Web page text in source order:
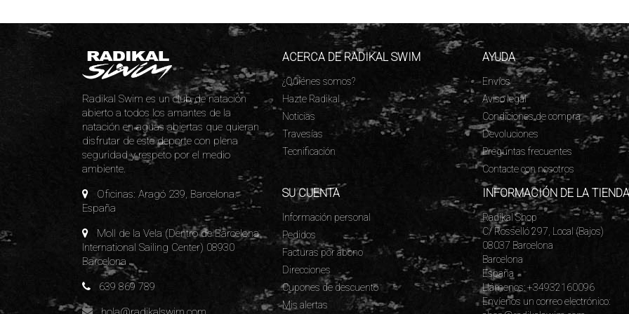
Radikal Swim es un club de natación
abierto a todos los amantes de la
natación en aguas abiertas que quieran
disfrutar de este deporte con plena
seguridad y respeto por el medio
ambiente.
Oficinas: Aragó 239, Barcelona.
España
Moll de la Vela (Dentro de Barcelona
International Sailing Center) 08930
Barcelona
639 869 789
ACERCA DE RADIKAL SWIM
¿Quiénes somos?
Hazte Radikal
Noticias
Travesías
Tecnificación
AYUDA
Envíos
Aviso legal
Condiciones de compra
Devoluciones
Preguntas frecuentes
Contacte con nosotros
SU CUENTA
Información personal
Pedidos
Facturas por abono
Direcciones
Cupones de descuento
Mis alertas
INFORMACIÓN DE LA TIENDA
Radikal Shop
C/ Rosselló 297, Local (Bajos)
08037 Barcelona
Barcelona
España
Llámenos:+34932160096
Envíenos un correo electrónico: